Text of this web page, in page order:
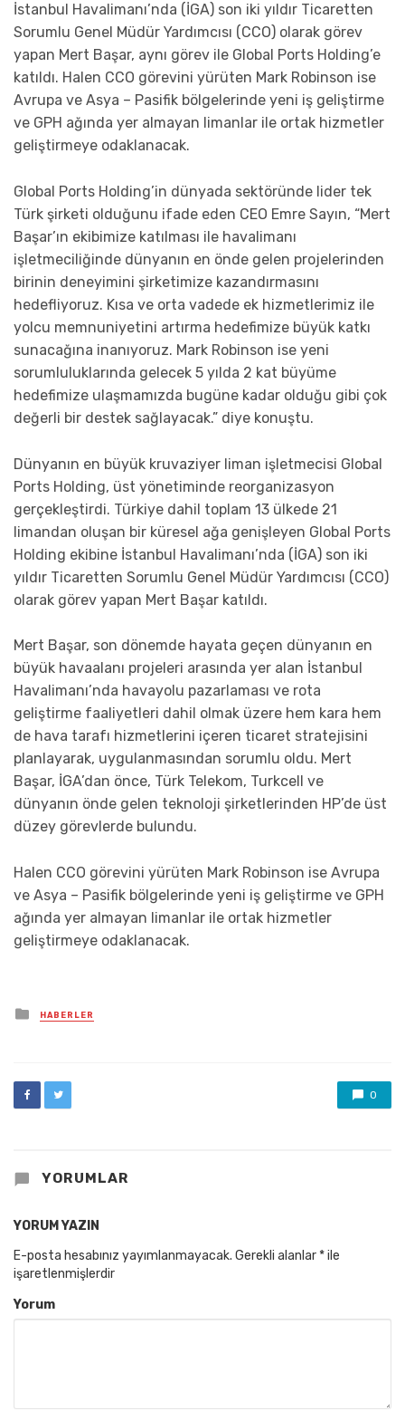
İstanbul Havalimanı’nda (İGA) son iki yıldır Ticaretten
Sorumlu Genel Müdür Yardımcısı (CCO) olarak görev
yapan Mert Başar, aynı görev ile Global Ports Holding’e
katıldı. Halen CCO görevini yürüten Mark Robinson ise
Avrupa ve Asya – Pasifik bölgelerinde yeni iş geliştirme
ve GPH ağında yer almayan limanlar ile ortak hizmetler
geliştirmeye odaklanacak.
Global Ports Holding’in dünyada sektöründe lider tek
Türk şirketi olduğunu ifade eden CEO Emre Sayın, “Mert
Başar’ın ekibimize katılması ile havalimanı
işletmeciliğinde dünyanın en önde gelen projelerinden
birinin deneyimini şirketimize kazandırmasını
hedefliyoruz. Kısa ve orta vadede ek hizmetlerimiz ile
yolcu memnuniyetini artırma hedefimize büyük katkı
sunacağına inanıyoruz. Mark Robinson ise yeni
sorumluluklarında gelecek 5 yılda 2 kat büyüme
hedefimize ulaşmamızda bugüne kadar olduğu gibi çok
değerli bir destek sağlayacak.” diye konuştu.
Dünyanın en büyük kruvaziyer liman işletmecisi Global
Ports Holding, üst yönetiminde reorganizasyon
gerçekleştirdi. Türkiye dahil toplam 13 ülkede 21
limandan oluşan bir küresel ağa genişleyen Global Ports
Holding ekibine İstanbul Havalimanı’nda (İGA) son iki
yıldır Ticaretten Sorumlu Genel Müdür Yardımcısı (CCO)
olarak görev yapan Mert Başar katıldı.
Mert Başar, son dönemde hayata geçen dünyanın en
büyük havaalanı projeleri arasında yer alan İstanbul
Havalimanı’nda havayolu pazarlaması ve rota
geliştirme faaliyetleri dahil olmak üzere hem kara hem
de hava tarafı hizmetlerini içeren ticaret stratejisini
planlayarak, uygulanmasından sorumlu oldu. Mert
Başar, İGA’dan önce, Türk Telekom, Turkcell ve
dünyanın önde gelen teknoloji şirketlerinden HP’de üst
düzey görevlerde bulundu.
Halen CCO görevini yürüten Mark Robinson ise Avrupa
ve Asya – Pasifik bölgelerinde yeni iş geliştirme ve GPH
ağında yer almayan limanlar ile ortak hizmetler
geliştirmeye odaklanacak.
Posted
in
HABERLER
0
YORUMLAR
YORUM YAZIN
E-posta hesabınız yayımlanmayacak. Gerekli alanlar *ile
işaretlenmişlerdir
Yorum